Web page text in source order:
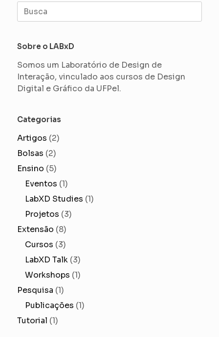
Search
for:
Sobre o LABxD
Somos um Laboratório de Design de
Interação, vinculado aos cursos de Design
Digital e Gráfico da UFPel.
Categorias
Artigos (2)
Bolsas (2)
Ensino (5)
Eventos (1)
LabXD Studies (1)
Projetos (3)
Extensão (8)
Cursos (3)
LabXD Talk (3)
Workshops (1)
Pesquisa (1)
Publicações (1)
Tutorial (1)